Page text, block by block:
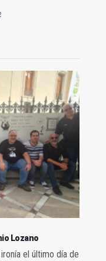
Lozano
el último día de